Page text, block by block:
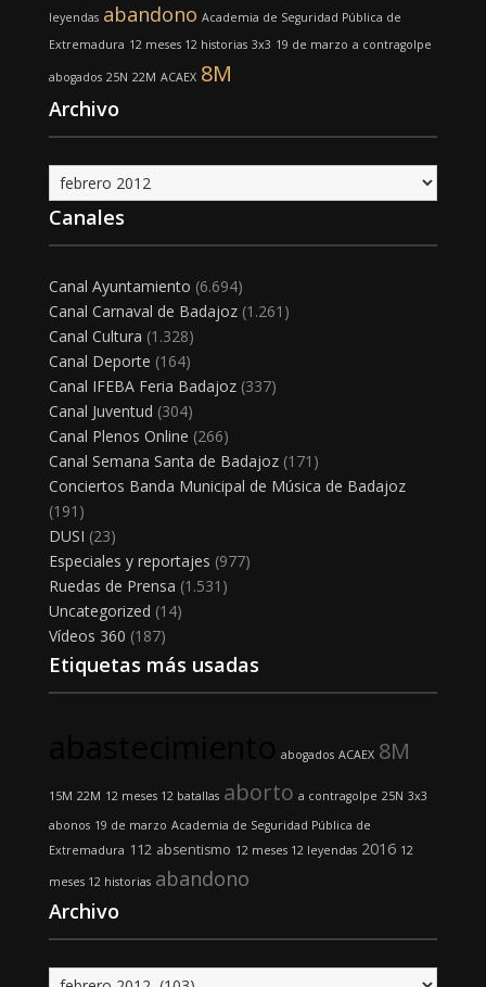
leyendas abandono Academia de Seguridad Pública de
Extremadura 12 meses 12 historias 3x3 19 de marzo a contragolpe
abogados 25N 22M ACAEX 8M
Archivo
Archivo
Canales
Canal Ayuntamiento (6.694)
Canal Carnaval de Badajoz(1.261)
Canal Cultura (1.328)
Canal Deporte (164)
Canal IFEBA Feria Badajoz(337)
Canal Juventud (304)
Canal Plenos Online (266)
Canal Semana Santa de Badajoz(171)
Conciertos Banda Municipal de Música de Badajoz
(191)
DUSI (23)
Especiales y reportajes (977)
Ruedas de Prensa (1.531)
Uncategorized (14)
Vídeos 360 (187)
Etiquetas más usadas
abogados ACAEX 8M
15M 22M 12 meses 12 batallas aborto a contragolpe 25N 3x3
abonos 19 de marzo Academia de Seguridad Pública de
Extremadura 112 absentismo 12 meses 12 leyendas 2016 12
meses 12 historias abandono
Archivo
Archivo